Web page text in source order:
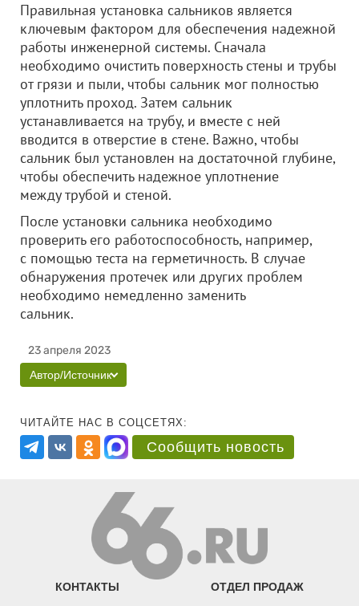
Правильная установка сальников является
ключевым фактором для обеспечения надежной
работы инженерной системы. Сначала
необходимо очистить поверхность стены и трубы
от грязи и пыли, чтобы сальник мог полностью
уплотнить проход. Затем сальник
устанавливается на трубу, и вместе с ней
вводится в отверстие в стене. Важно, чтобы
сальник был установлен на достаточной глубине,
чтобы обеспечить надежное уплотнение
между трубой и стеной.
После установки сальника необходимо
проверить его работоспособность, например,
с помощью теста на герметичность. В случае
обнаружения протечек или других проблем
необходимо немедленно заменить
сальник.
23 апреля 2023
Автор/Источник
ЧИТАЙТЕ НАС В СОЦСЕТЯХ:
Сообщить новость
КОНТАКТЫ ОТДЕЛ ПРОДАЖ